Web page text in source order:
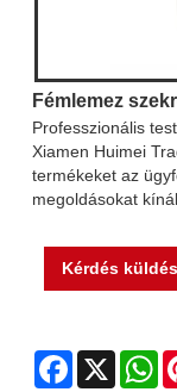
Fémlemez
Professzionális
Xiamen Huimei
termékeket az
megoldásokat
Kérdés
Facebook
X